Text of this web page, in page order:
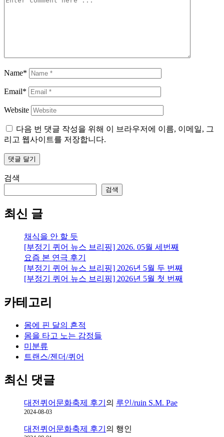
Name*
Email*
Website
다음 번 댓글 작성을 위해 이 브라우저에 이름, 이메일, 그
리고 웹사이트를 저장합니다.
검색
검색
최신 글
채식을 안 할 듯
[부정기 퀴어 뉴스 브리핑] 2026. 05월 세번째
요즘 본 연극 후기
[부정기 퀴어 뉴스 브리핑] 2026년 5월 두 번째
[부정기 퀴어 뉴스 브리핑] 2026년 5월 첫 번째
카테고리
몸에 핀 달의 흔적
몸을 타고 노는 감정들
미분류
트랜스/젠더/퀴어
최신 댓글
대전퀴어문화축제 후기 의 루인/ruin S.M. Pae
2024-08-03
대전퀴어문화축제 후기 의 행인